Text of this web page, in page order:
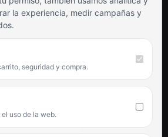
5 EN GOOGLE
la experiencia, medir campañas y
seguridad y compra.
uso de la web.